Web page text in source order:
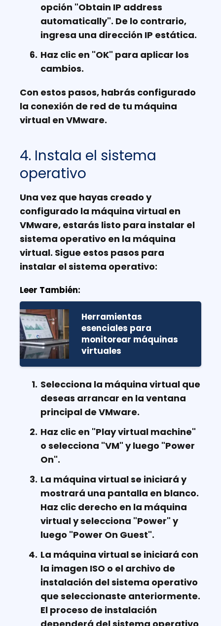
opción "Obtain IP address
automatically". De lo contrario,
ingresa una dirección IP estática.
Haz clic en "OK" para aplicar los
cambios.
Con estos pasos, habrás configurado
la conexión de red de tu máquina
virtual en VMware.
4. Instala el sistema
operativo
Una vez que hayas creado y
configurado la máquina virtual en
VMware, estarás listo para instalar el
sistema operativo en la máquina
virtual. Sigue estos pasos para
instalar el sistema operativo:
Leer También:
Herramientas
esenciales para
monitorear máquinas
virtuales
Selecciona la máquina virtual que
deseas arrancar en la ventana
principal de VMware.
Haz clic en "Play virtual machine"
o selecciona "VM" y luego "Power
On".
La máquina virtual se iniciará y
mostrará una pantalla en blanco.
Haz clic derecho en la máquina
virtual y selecciona "Power" y
luego "Power On Guest".
La máquina virtual se iniciará con
la imagen ISO o el archivo de
instalación del sistema operativo
que seleccionaste anteriormente.
El proceso de instalación